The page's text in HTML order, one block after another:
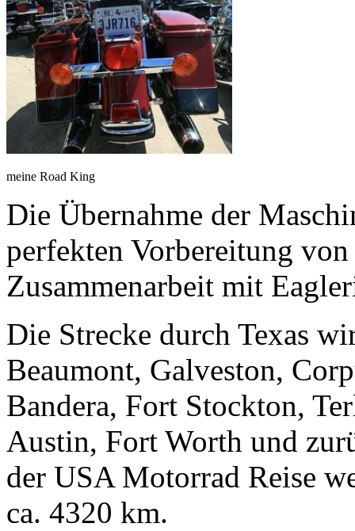
meine Road King
Die Übernahme der
perfekten Vorbereitung
Zusammenarbeit mit
Die Strecke durch Texas
Beaumont, Galveston,
Bandera, Fort Stockton,
Austin, Fort Worth und
der USA Motorrad Reise
ca. 4320 km.